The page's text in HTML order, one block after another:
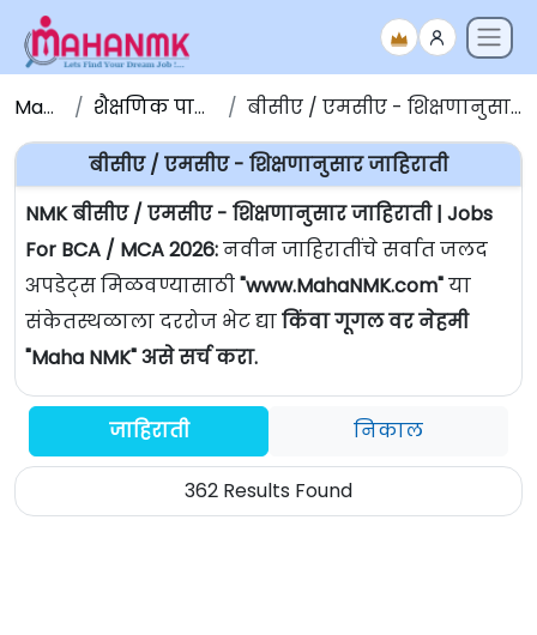
Maha NMK शैक्षणिक पात्रतेनुसार जाहिराती बीसीए / एमसीए - शिक्षणानुसार जाहिराती | Jobs For BCA / MCA
बीसीए / एमसीए - शिक्षणानुसार जाहिराती
NMK बीसीए / एमसीए - शिक्षणानुसार जाहिराती | Jobs
For BCA / MCA 2026:नवीन जाहिरातींचे सर्वात जलद
अपडेट्स मिळवण्यासाठी"www.MahaNMK.com"या
संकेतस्थळाला दररोज भेट द्याकिंवा गूगल वर नेहमी
"Maha NMK" असे सर्च करा.
जाहिराती निकाल
362 Results Found